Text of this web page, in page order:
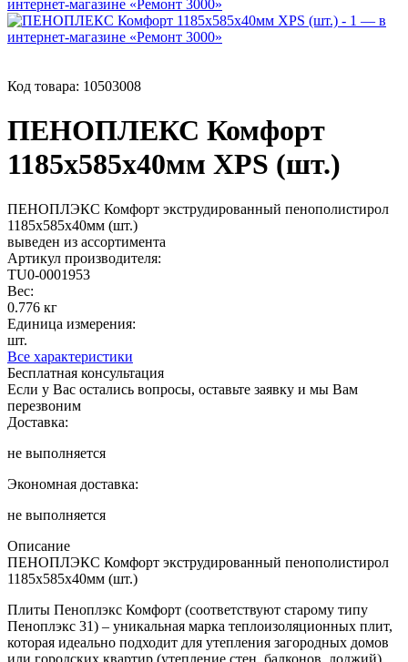
Код товара: 10503008
ПЕНОПЛЕКС Комфорт
1185х585х40мм XPS (шт.)
ПЕНОПЛЭКС Комфорт экструдированный пенополистирол
1185х585х40мм (шт.)
выведен из ассортимента
Артикул производителя:
TU0-0001953
Вес:
0.776 кг
Единица измерения:
шт.
Все характеристики
Бесплатная консультация
Если у Вас остались вопросы, оставьте заявку и мы Вам
перезвоним
Доставка:
не выполняется
Экономная доставка:
не выполняется
Описание
ПЕНОПЛЭКС Комфорт экструдированный пенополистирол
1185х585х40мм (шт.)
Плиты Пеноплэкс Комфорт (соответствуют старому типу
Пеноплэкс 31) – уникальная марка теплоизоляционных плит,
которая идеально подходит для утепления загородных домов
или городских квартир (утепление стен, балконов, лоджий).